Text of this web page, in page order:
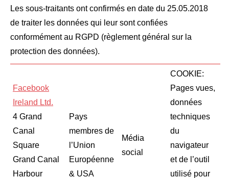
Les sous-traitants ont confirmés en date du 25.05.2018
de traiter les données qui leur sont confiées
conformément au RGPD (règlement général sur la
protection des données).
Facebook
Ireland Ltd.
4 Grand
Canal
Square
Grand Canal
Harbour
Pays
membres de
l’Union
Européenne
& USA
Média
social
COOKIE:
Pages vues,
données
techniques
du
navigateur
et de l’outil
utilisé pour